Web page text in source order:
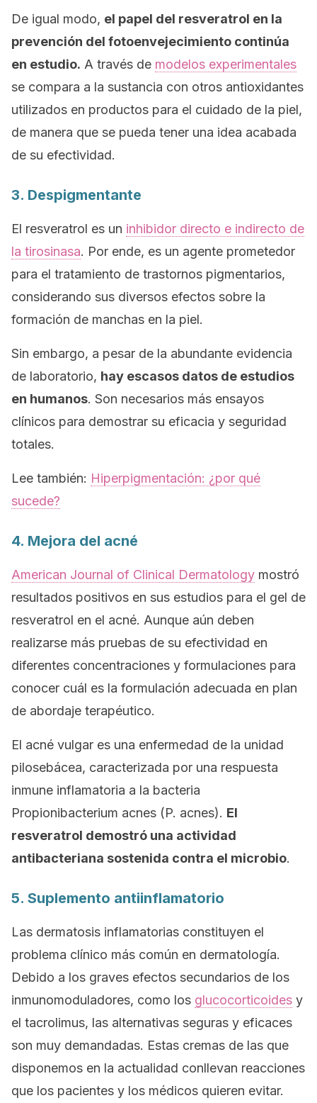
De igual modo, el papel del resveratrol en la
prevención del fotoenvejecimiento continúa
en estudio. A través de modelos experimentales
se compara a la sustancia con otros antioxidantes
utilizados en productos para el cuidado de la piel,
de manera que se pueda tener una idea acabada
de su efectividad.
3. Despigmentante
El resveratrol es un inhibidor directo e indirecto de
la tirosinasa. Por ende, es un agente prometedor
para el tratamiento de trastornos pigmentarios,
considerando sus diversos efectos sobre la
formación de manchas en la piel.
Sin embargo, a pesar de la abundante evidencia
de laboratorio, hay escasos datos de estudios
en humanos. Son necesarios más ensayos
clínicos para demostrar su eficacia y seguridad
totales.
Lee también: Hiperpigmentación: ¿por qué
sucede?
4. Mejora del acné
American Journal of Clinical Dermatology mostró
resultados positivos en sus estudios para el gel de
resveratrol en el acné. Aunque aún deben
realizarse más pruebas de su efectividad en
diferentes concentraciones y formulaciones para
conocer cuál es la formulación adecuada en plan
de abordaje terapéutico.
El acné vulgar es una enfermedad de la unidad
pilosebácea, caracterizada por una respuesta
inmune inflamatoria a la bacteria
Propionibacterium acnes (P. acnes). El
resveratrol demostró una actividad
antibacteriana sostenida contra el microbio.
5. Suplemento antiinflamatorio
Las dermatosis inflamatorias constituyen el
problema clínico más común en dermatología.
Debido a los graves efectos secundarios de los
inmunomoduladores, como los glucocorticoides y
el tacrolimus, las alternativas seguras y eficaces
son muy demandadas. Estas cremas de las que
disponemos en la actualidad conllevan reacciones
que los pacientes y los médicos quieren evitar.